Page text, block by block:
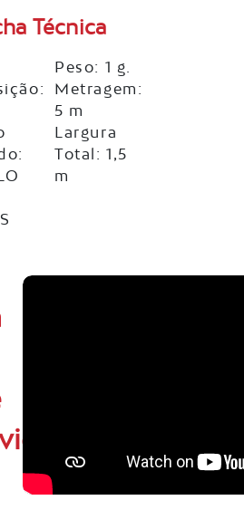
Técnica
Peso: 1 g.
Metragem:
5 m
Largura
Total: 1,5
m